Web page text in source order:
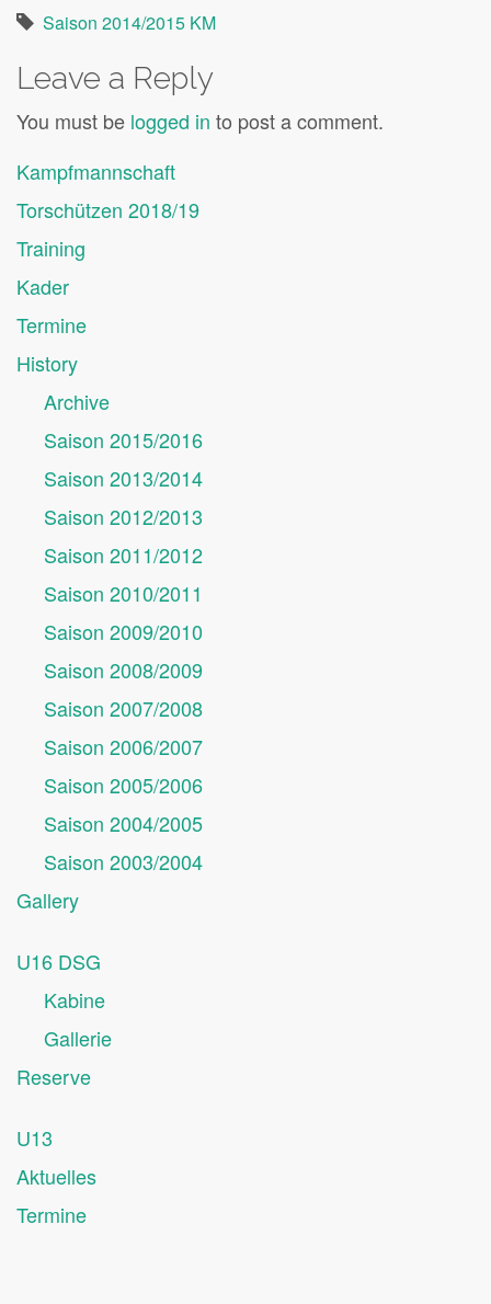
Saison 2014/2015 KM
Leave a Reply
You must be logged in to post a comment.
Kampfmannschaft
Torschützen 2018/19
Training
Kader
Termine
History
Archive
Saison 2015/2016
Saison 2013/2014
Saison 2012/2013
Saison 2011/2012
Saison 2010/2011
Saison 2009/2010
Saison 2008/2009
Saison 2007/2008
Saison 2006/2007
Saison 2005/2006
Saison 2004/2005
Saison 2003/2004
Gallery
U16 DSG
Kabine
Gallerie
Reserve
U13
Aktuelles
Termine